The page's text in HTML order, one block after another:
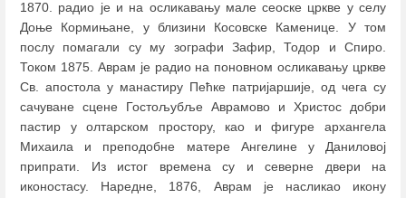
1870. радио је и на осликавању мале сеоске цркве у селу
Доње Кормињане, у близини Косовске Каменице. У том
послу помагали су му зографи Зафир, Тодор и Спиро.
Током 1875. Аврам је радио на поновном осликавању цркве
Св. апостола у манастиру Пећке патријаршије, од чега су
сачуване сцене Гостољубље Аврамово и Христос добри
пастир у олтарском простору, као и фигуре архангела
Михаила и преподобне матере Ангелине у Даниловој
припрати. Из истог времена су и северне двери на
иконостасу. Наредне, 1876, Аврам је насликао икону